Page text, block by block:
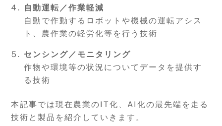
自動運転／作業軽減
自動で作動するロボットや機械の運転アシス
ト、農作業の軽労化等を行う技術
センシング／モニタリング
作物や環境等の状況についてデータを提供す
る技術
本記事では現在農業のIT化、AI化の最先端を走る
技術と製品を紹介していきます。